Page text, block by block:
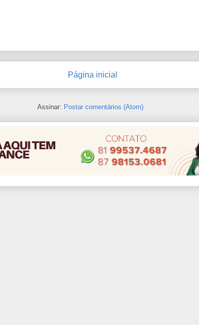
Página inicial
Assinar: Postar comentários (Atom)